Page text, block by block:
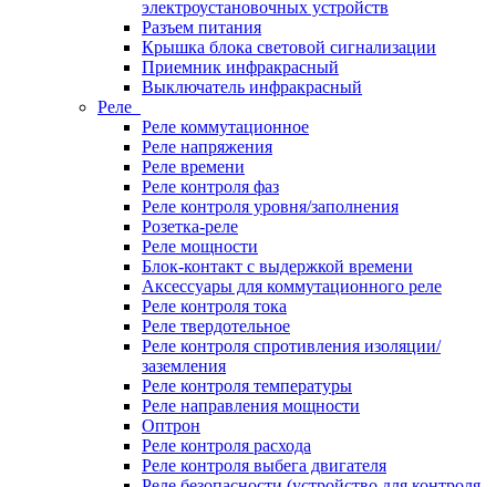
электроустановочных устройств
Разъем питания
Крышка блока световой сигнализации
Приемник инфракрасный
Выключатель инфракрасный
Реле
Реле коммутационное
Реле напряжения
Реле времени
Реле контроля фаз
Реле контроля уровня/заполнения
Розетка-реле
Реле мощности
Блок-контакт с выдержкой времени
Аксессуары для коммутационного реле
Реле контроля тока
Реле твердотельное
Реле контроля спротивления изоляции/
заземления
Реле контроля температуры
Реле направления мощности
Оптрон
Реле контроля расхода
Реле контроля выбега двигателя